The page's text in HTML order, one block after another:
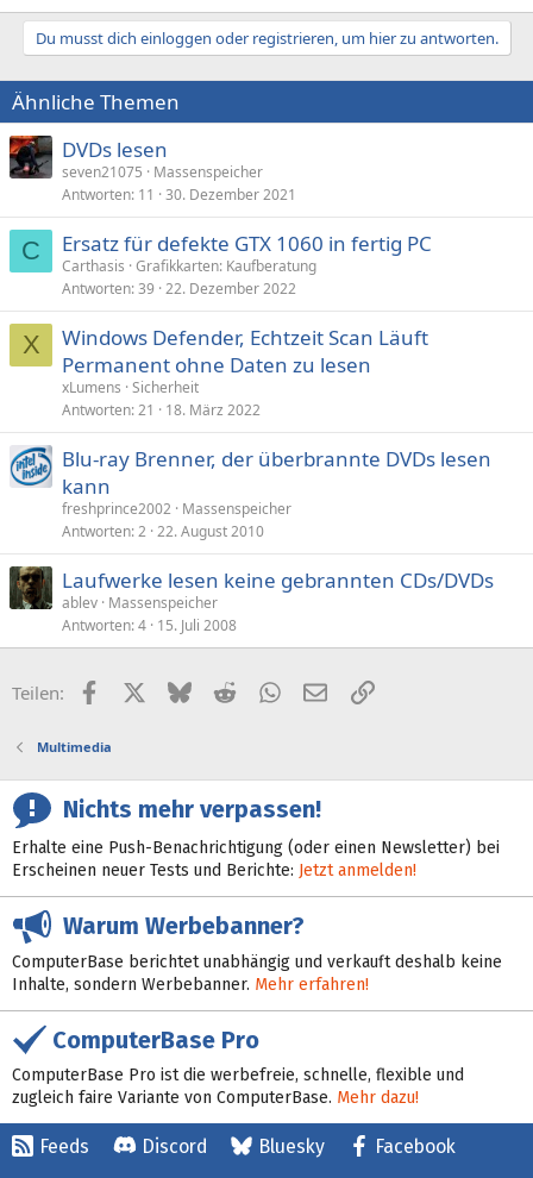
Du musst dich einloggen oder registrieren, um hier zu antworten.
Ähnliche Themen
DVDs lesen
seven21075
Massenspeicher
Antworten 11 30. Dezember 2021
C Ersatz für defekte GTX 1060 in fertig PC
Carthasis Grafikkarten: Kaufberatung
Antworten 39 22. Dezember 2022
X
Windows Defender, Echtzeit Scan Läuft
Permanent ohne Daten zu lesen
xLumens Sicherheit
Antworten 21 18. März 2022
Blu-ray Brenner, der überbrannte DVDs lesen
kann
freshprince2002 Massenspeicher
Antworten 2 22. August 2010
Laufwerke lesen keine gebrannten CDs/DVDs
ablev Massenspeicher
Antworten 4 15. Juli 2008
Teilen: FacebookX (Twitter)
BlueskyRedditWhatsApp
E-MailLink
Multimedia
Nichts mehr verpassen!
Erhalte eine Push-Benachrichtigung (oder einen Newsletter) bei
Erscheinen neuer Tests und Berichte: Jetzt anmelden!
Warum Werbebanner?
ComputerBase berichtet unabhängig und verkauft deshalb keine
Inhalte, sondern Werbebanner. Mehr erfahren!
ComputerBase Pro
ComputerBase Pro ist die werbefreie, schnelle, flexible und
zugleich faire Variante von ComputerBase. Mehr dazu!
Feeds Discord Bluesky Facebook